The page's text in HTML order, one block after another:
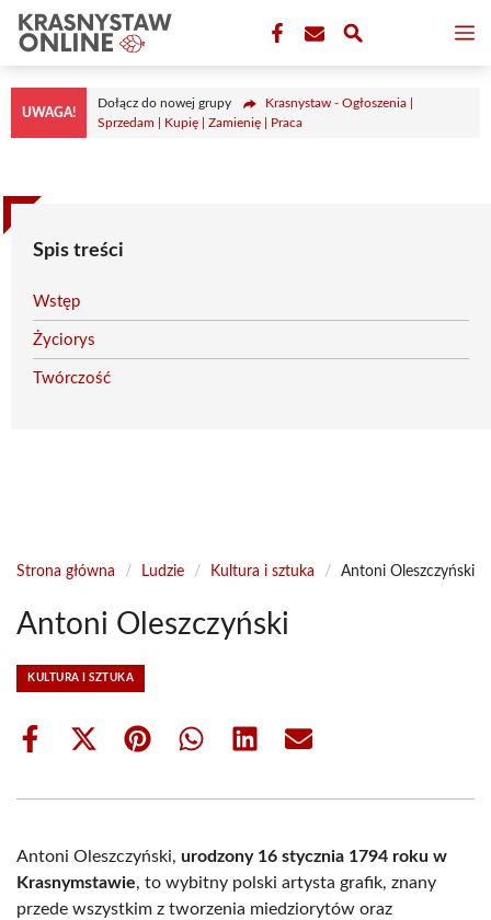
Przejdź
treści
UWAGA!
Dołącz do nowej grupy
Krasnystaw - Ogłoszenia |
Sprzedam | Kupię | Zamienię | Praca
Spis treści
Wstęp
Życiorys
Twórczość
Strona główna / Ludzie / Kultura i sztuka / Antoni Oleszczyński
Antoni Oleszczyński
KULTURA I SZTUKA
Share
Share
(Twitter)
Share Share Share Share
Antoni Oleszczyński, urodzony 16 stycznia 1794 roku w
Krasnymstawie, to wybitny polski artysta grafik, znany
przede wszystkim z tworzenia miedziorytów oraz